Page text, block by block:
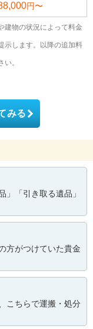
円〜
建物の状況によって料金
示します。以降の追加料
。
みる
」「引き取る遺品」
方がつけていた貴金
こちらで運搬・処分